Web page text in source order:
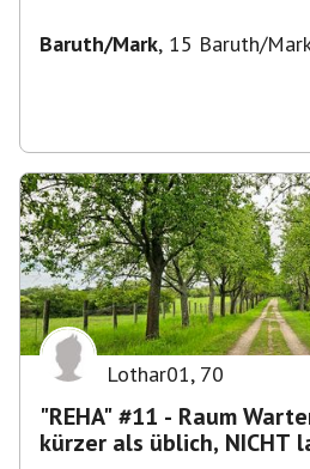
Baruth/Mark, 15 Baruth/
Lothar01, 70
"REHA" #11 - Raum
kürzer als üblich, NICHT